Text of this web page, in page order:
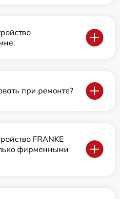
при ремонте?
FRANKE
фирменными